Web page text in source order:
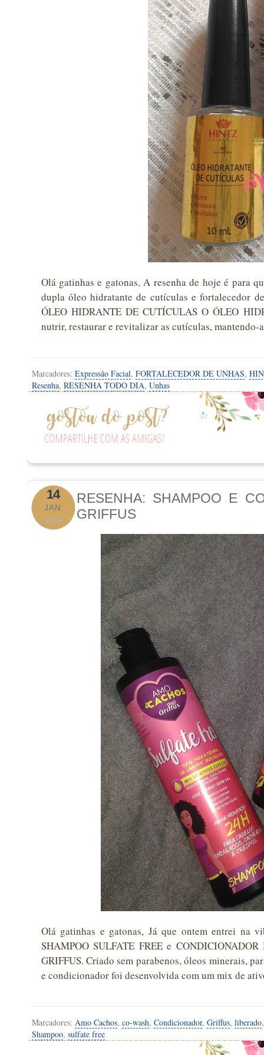
Olá gatinhas e gatonas, A resenha de hoje é para
dupla óleo hidratante de cutículas e fortalecedor
ÓLEO HIDRANTE DE CUTÍCULAS O ÓLEO
nutrir, restaurar e revitalizar as cutículas,
Marcadores: Expressão Facial, FORTALECEDOR DE UNHAS,
Resenha, RESENHA TODO DIA, Unhas
14
JAN
2018
RESENHA: SHAMPOO E
GRIFFUS
Olá gatinhas e gatonas, Já que ontem entrei na
SHAMPOO SULFATE FREE e
GRIFFUS. Criado sem parabenos, óleos minerais,
e condicionador foi desenvolvida com um mix de
Marcadores: Amo Cachos, co-wash, Condicionador, Griffus, liberado
Shampoo, sulfate free